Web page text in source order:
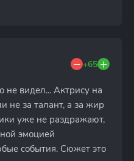
+65
не видел... Актрису на
не за талант, а за жир
уже не раздражают,
эмоцией
события. Сюжет это